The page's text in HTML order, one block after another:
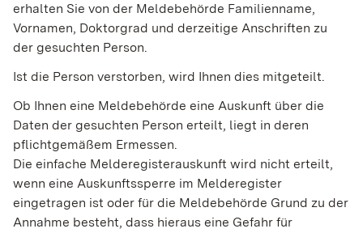
erhalten Sie von der Meldebehörde Familienname,
Vornamen, Doktorgrad und derzeitige Anschriften zu
der gesuchten Person.
Ist die Person verstorben, wird Ihnen dies mitgeteilt.
Ob Ihnen eine Meldebehörde eine Auskunft über die
Daten der gesuchten Person erteilt, liegt in deren
pflichtgemäßem Ermessen.
Die einfache Melderegisterauskunft wird nicht erteilt,
wenn eine Auskunftssperre im Melderegister
eingetragen ist oder für die Meldebehörde Grund zu der
Annahme besteht, dass hieraus eine Gefahr für